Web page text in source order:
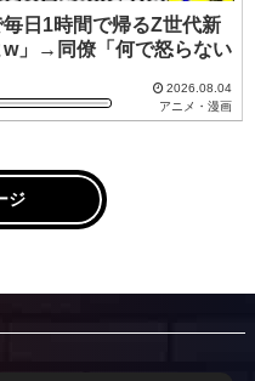
毎日1時間で帰るZ世代新
w」→同僚「何で怒らない
2026.08.04
アニメ・漫画
ジ